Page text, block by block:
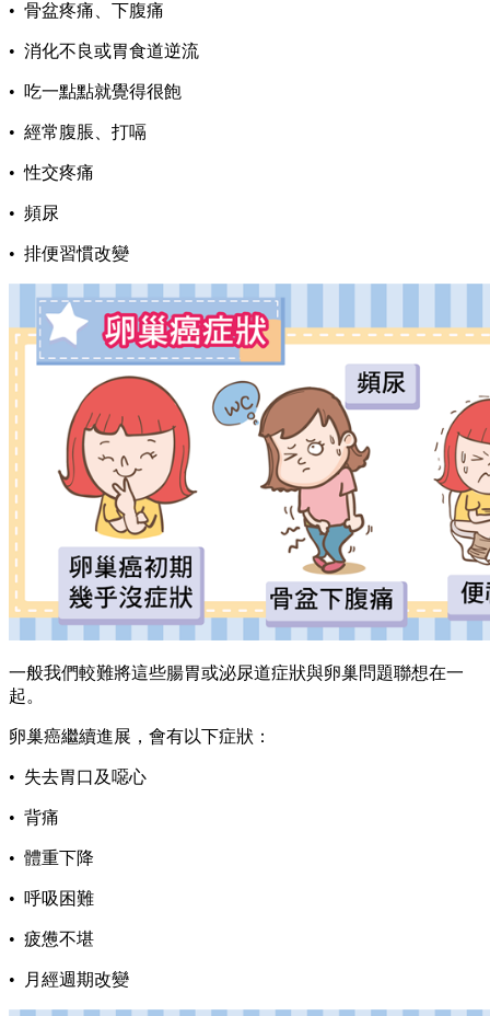
• 骨盆疼痛、下腹痛
• 消化不良或胃食道逆流
• 吃一點點就覺得很飽
• 經常腹脹、打嗝
• 性交疼痛
• 頻尿
• 排便習慣改變
一般我們較難將這些腸胃或泌尿道症狀與卵巢問題聯想在一
起。
卵巢癌繼續進展，會有以下症狀：
• 失去胃口及噁心
• 背痛
• 體重下降
• 呼吸困難
• 疲憊不堪
• 月經週期改變